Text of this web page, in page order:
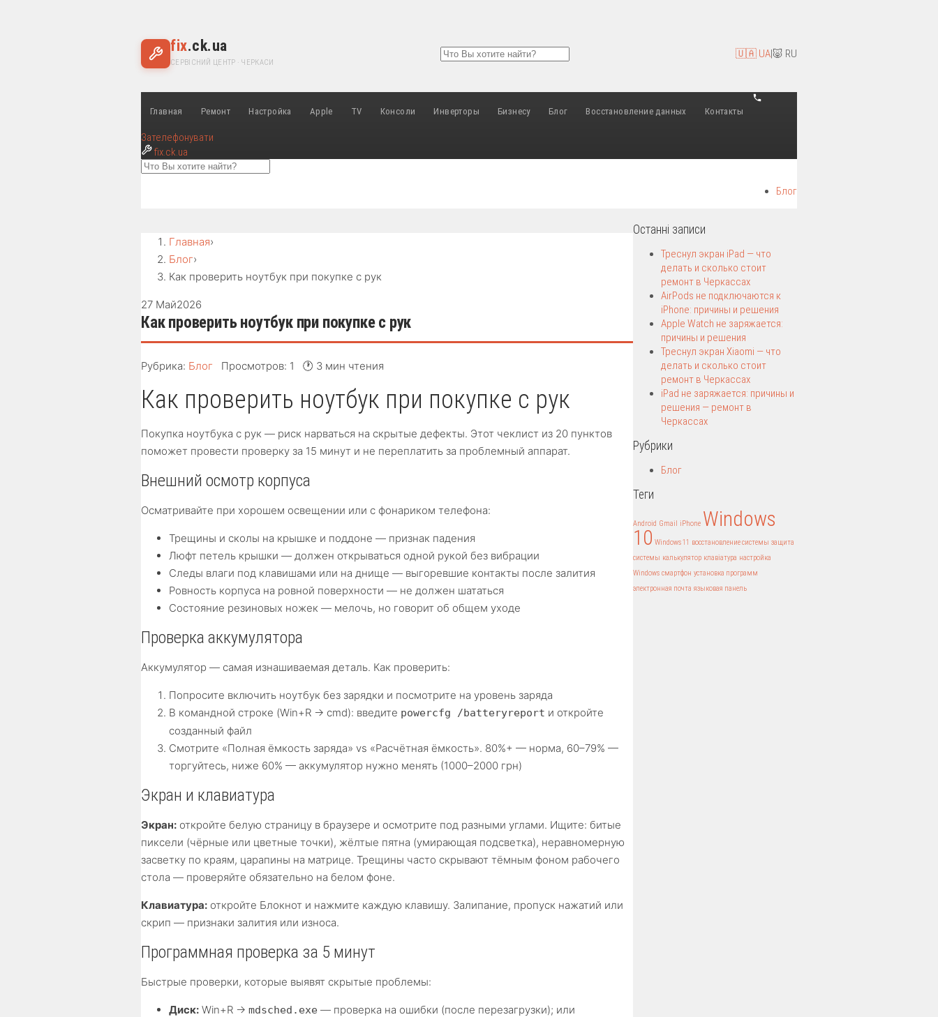
fix.ck.ua
СЕРВІСНИЙ ЦЕНТР · ЧЕРКАСИ
🇺🇦 UA|🐷 RU
Главная Ремонт Настройка Apple TV Консоли Инверторы Бизнесу Блог Восстановление данных Контакты
Зателефонувати
fix.ck.ua
Блог
Главная›
Блог›
Как проверить ноутбук при покупке с рук
27 Май2026
Как проверить ноутбук при покупке с рук
Рубрика: Блог Просмотров: 1 🕐 3 мин чтения
Как проверить ноутбук при покупке с рук
Покупка ноутбука с рук — риск нарваться на скрытые дефекты. Этот чеклист из 20 пунктов
поможет провести проверку за 15 минут и не переплатить за проблемный аппарат.
Внешний осмотр корпуса
Осматривайте при хорошем освещении или с фонариком телефона:
Трещины и сколы на крышке и поддоне — признак падения
Люфт петель крышки — должен открываться одной рукой без вибрации
Следы влаги под клавишами или на днище — выгоревшие контакты после залития
Ровность корпуса на ровной поверхности — не должен шататься
Состояние резиновых ножек — мелочь, но говорит об общем уходе
Проверка аккумулятора
Аккумулятор — самая изнашиваемая деталь. Как проверить:
Попросите включить ноутбук без зарядки и посмотрите на уровень заряда
В командной строке (Win+R → cmd): введите powercfg /batteryreport и откройте
созданный файл
Смотрите «Полная ёмкость заряда» vs «Расчётная ёмкость». 80%+ — норма, 60–79% —
торгуйтесь, ниже 60% — аккумулятор нужно менять (1000–2000 грн)
Экран и клавиатура
Экран: откройте белую страницу в браузере и осмотрите под разными углами. Ищите: битые
пиксели (чёрные или цветные точки), жёлтые пятна (умирающая подсветка), неравномерную
засветку по краям, царапины на матрице. Трещины часто скрывают тёмным фоном рабочего
стола — проверяйте обязательно на белом фоне.
Клавиатура: откройте Блокнот и нажмите каждую клавишу. Залипание, пропуск нажатий или
скрип — признаки залития или износа.
Программная проверка за 5 минут
Быстрые проверки, которые выявят скрытые проблемы:
Диск: Win+R → mdsched.exe — проверка на ошибки (после перезагрузки); или
Останні записи
Треснул экран iPad — что
делать и сколько стоит
ремонт в Черкассах
AirPods не подключаются к
iPhone: причины и решения
Apple Watch не заряжается:
причины и решения
Треснул экран Xiaomi — что
делать и сколько стоит
ремонт в Черкассах
iPad не заряжается: причины и
решения — ремонт в
Черкассах
Рубрики
Блог
Теги
Android Gmail iPhone Windows
10 Windows 11 восстановление системы защита
системы калькулятор клавіатура настройка
Windows смартфон установка программ
электронная почта языковая панель